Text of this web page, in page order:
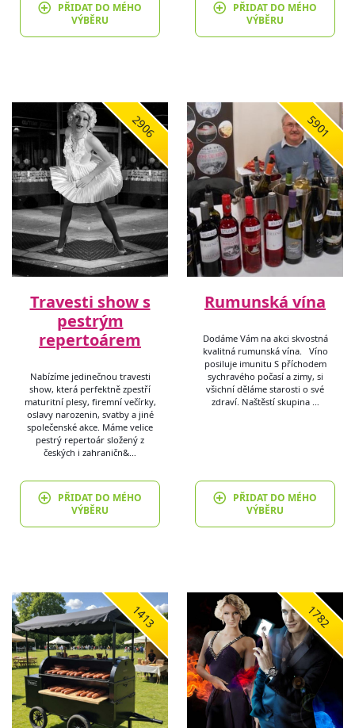
PŘIDAT DO MÉHO
VÝBĚRU
PŘIDAT DO MÉHO
VÝBĚRU
2906
Travesti show s
pestrým
repertoárem
Nabízíme jedinečnou travesti
show, která perfektně zpestří
maturitní plesy, firemní večírky,
oslavy narozenin, svatby a jiné
společenské akce. Máme velice
pestrý repertoár složený z
českých i zahraničn&…
PŘIDAT DO MÉHO
VÝBĚRU
5901
Rumunská vína
Dodáme Vám na akci skvostná
kvalitná rumunská vína. Víno
posiluje imunitu S příchodem
sychravého počasí a zimy, si
všichní děláme starosti o své
zdraví. Naštěstí skupina …
PŘIDAT DO MÉHO
VÝBĚRU
1413 1782